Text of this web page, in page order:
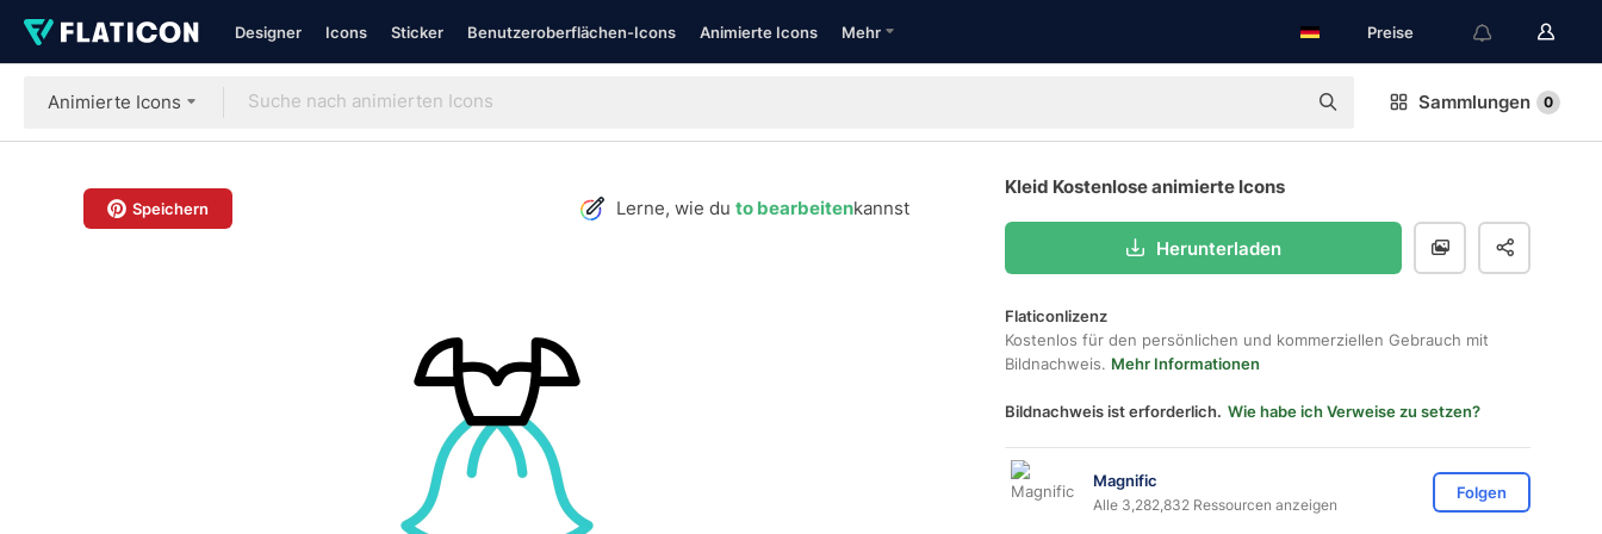
Designer Icons Sticker Benutzeroberflächen-Icons Animierte Icons Mehr Preise
Animierte Icons Sammlungen 0
Speichern Lerne, wie du to bearbeitenkannst
Kleid Kostenlose animierte Icons
Herunterladen
Flaticonlizenz
Kostenlos für den persönlichen und kommerziellen Gebrauch mit
Bildnachweis. Mehr Informationen
Bildnachweis ist erforderlich. Wie habe ich Verweise zu setzen?
Magnific
Alle 3,282,832 Ressourcen anzeigen
Folgen